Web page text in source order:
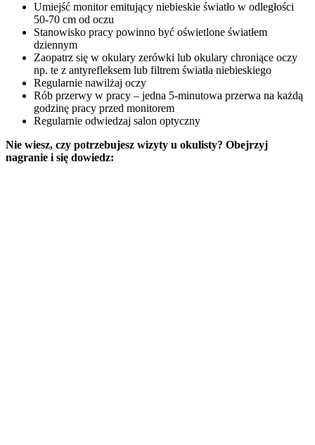
Umiejść monitor emitujący niebieskie światło w odległości
50-70 cm od oczu
Stanowisko pracy powinno być oświetlone światłem
dziennym
Zaopatrz się w okulary zerówki lub okulary chroniące oczy
np. te z antyrefleksem lub filtrem światła niebieskiego
Regularnie nawilżaj oczy
Rób przerwy w pracy – jedna 5-minutowa przerwa na każdą
godzinę pracy przed monitorem
Regularnie odwiedzaj salon optyczny
Nie wiesz, czy potrzebujesz wizyty u okulisty? Obejrzyj
nagranie i się dowiedz: